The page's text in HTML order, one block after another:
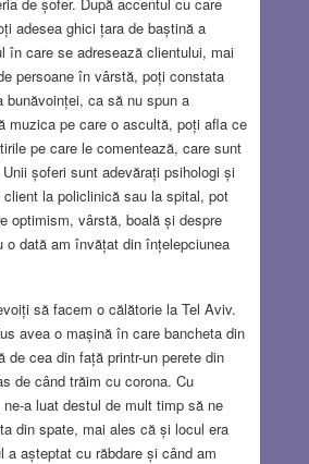
adesea ghici țara de baștină a
în care se adresează clientului, mai
persoane în vârstă, poți constata
bunăvoinței, ca să nu spun a
muzica pe care o ascultă, poți afla ce
pe care le comentează, care sunt
șoferi sunt adevărați psihologi și
la policlinică sau la spital, pot
optimism, vârstă, boală și despre
o dată am învățat din înțelepciunea
să facem o călătorie la Tel Aviv.
avea o mașină în care bancheta din
de cea din față printr-un perete din
de când trăim cu corona. Cu
a luat destul de mult timp să ne
din spate, mai ales că și locul era
a așteptat cu răbdare și când am